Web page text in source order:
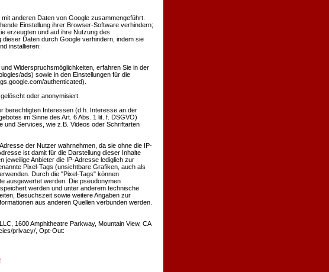
anderen Daten von Google zusammengeführt.
Einstellung ihrer Browser-Software verhindern;
erzeugten und auf ihre Nutzung des
Daten durch Google verhindern, indem sie
installieren:
Widerspruchsmöglichkeiten, erfahren Sie in der
ads) sowie in den Einstellungen für die
authenticated).
oder anonymisiert.
berechtigten Interessen (d.h. Interesse an der
im Sinne des Art. 6 Abs. 1 lit. f. DSGVO)
und Services, wie z.B. Videos oder Schriftarten
der Nutzer wahrnehmen, da sie ohne die IP-
ist damit für die Darstellung dieser Inhalte
jeweilige Anbieter die IP-Adresse lediglich zur
Pixel-Tags (unsichtbare Grafiken, auch als
Durch die "Pixel-Tags" können
ausgewertet werden. Die pseudonymen
werden und unter anderem technische
Besuchszeit sowie weitere Angaben zur
aus anderen Quellen verbunden werden.
1600 Amphitheatre Parkway, Mountain View, CA
privacy/, Opt-Out: